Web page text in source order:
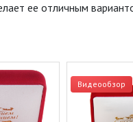
ее отличным
Видеообзор